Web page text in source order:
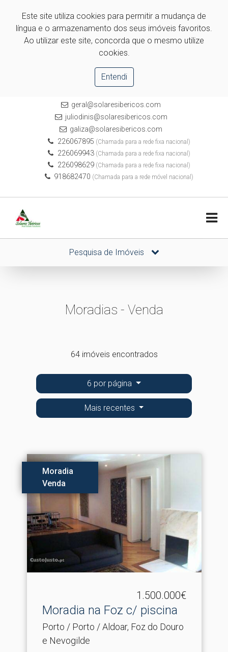
Este site utiliza cookies para permitir a mudança de
língua e o armazenamento dos seus imóveis favoritos.
Ao utilizar este site, concorda que o mesmo utilize
cookies.
Entendi
geral@solaresibericos.com
juliodinis@solaresibericos.com
galiza@solaresibericos.com
226067895 (Chamada para a rede fixa nacional)
226069943(Chamada para a rede fixa nacional)
226098629(Chamada para a rede fixa nacional)
918682470 (Chamada para a rede móvel nacional)
Pesquisa de Imóveis
Moradias - Venda
64 imóveis encontrados
6 por página
Mais recentes
Moradia
Venda
1.500.000€
Moradia na Foz c/ piscina
Porto / Porto / Aldoar, Foz do Douro
e Nevogilde